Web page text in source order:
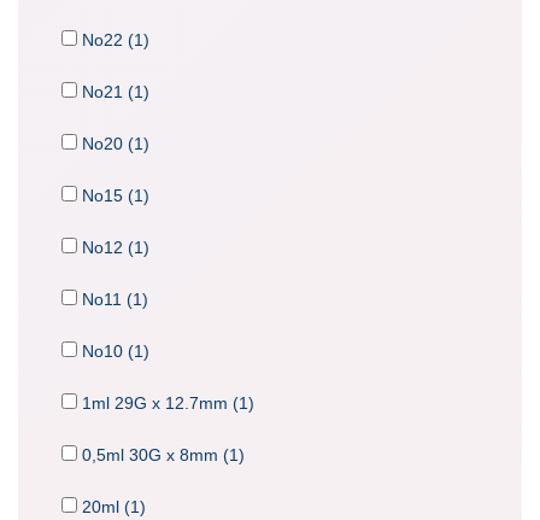
No22 (1)
No21 (1)
No20 (1)
No15 (1)
No12 (1)
No11 (1)
No10 (1)
1ml 29G x 12.7mm (1)
0,5ml 30G x 8mm (1)
20ml (1)